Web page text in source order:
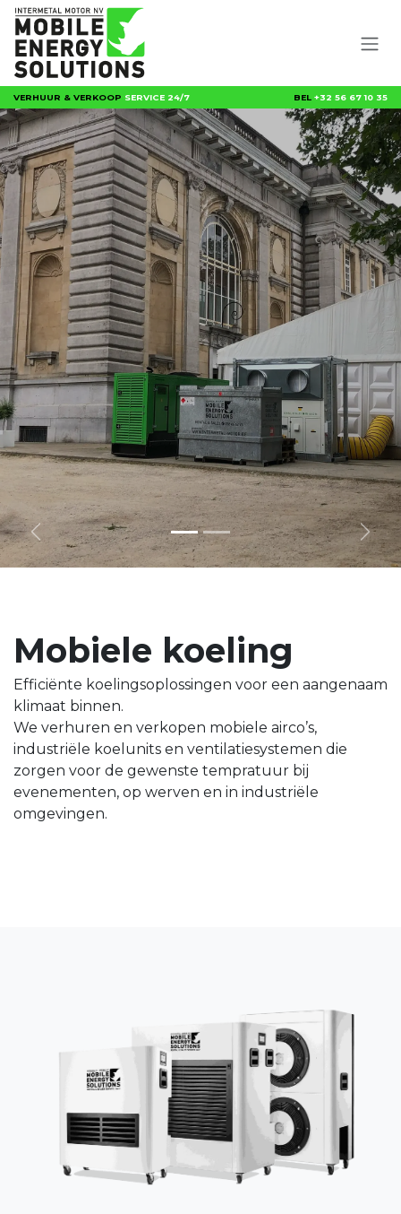
Overslaan naar inhoud
VERHUUR & VERKOOP SERVICE 24/7 BEL +32 56 67 10 35
Vorige
Mobiele koeling
Efficiënte koelingsoplossingen voor een aangenaam
klimaat binnen.
We verhuren en verkopen mobiele airco’s,
industriële koelunits en ventilatiesystemen die
zorgen voor de gewenste tempratuur bij
evenementen, op werven en in industriële
omgevingen.